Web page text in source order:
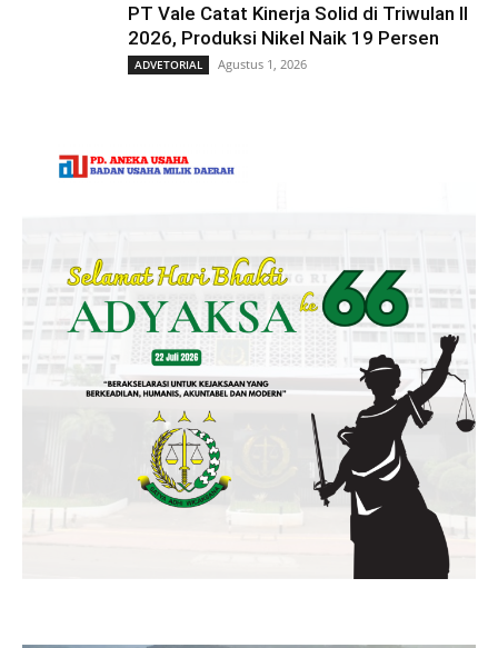
PT Vale Catat Kinerja Solid di Triwulan II
2026, Produksi Nikel Naik 19 Persen
ADVETORIAL Agustus 1, 2026